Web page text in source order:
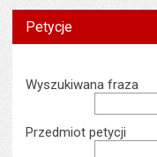
Petycje
Wyszukiwarka
Wyszukiwana fraza
Przedmiot petycji